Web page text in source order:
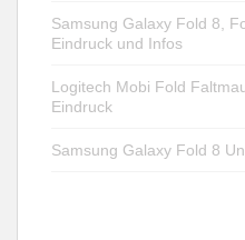
Samsung Galaxy Fold 8,
Eindruck und Infos
Logitech Mobi Fold
Eindruck
Samsung Galaxy Fold 8